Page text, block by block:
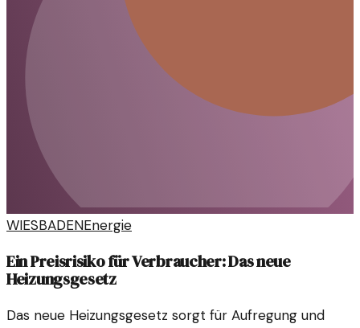
WIESBADENEnergie
Ein Preisrisiko für Verbraucher: Das neue
Heizungsgesetz
Das neue Heizungsgesetz sorgt für Aufregung und